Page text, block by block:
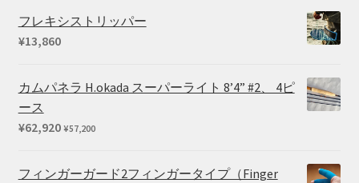
価
で
た。
の
¥54,450
フレキシストリッパー
¥13,860
カムパネラ H.okada スーパーライト 8’4” #2、 4ピ
ース
¥62,920 ¥57,200
フィンガーガード2フィンガータイプ（Finger